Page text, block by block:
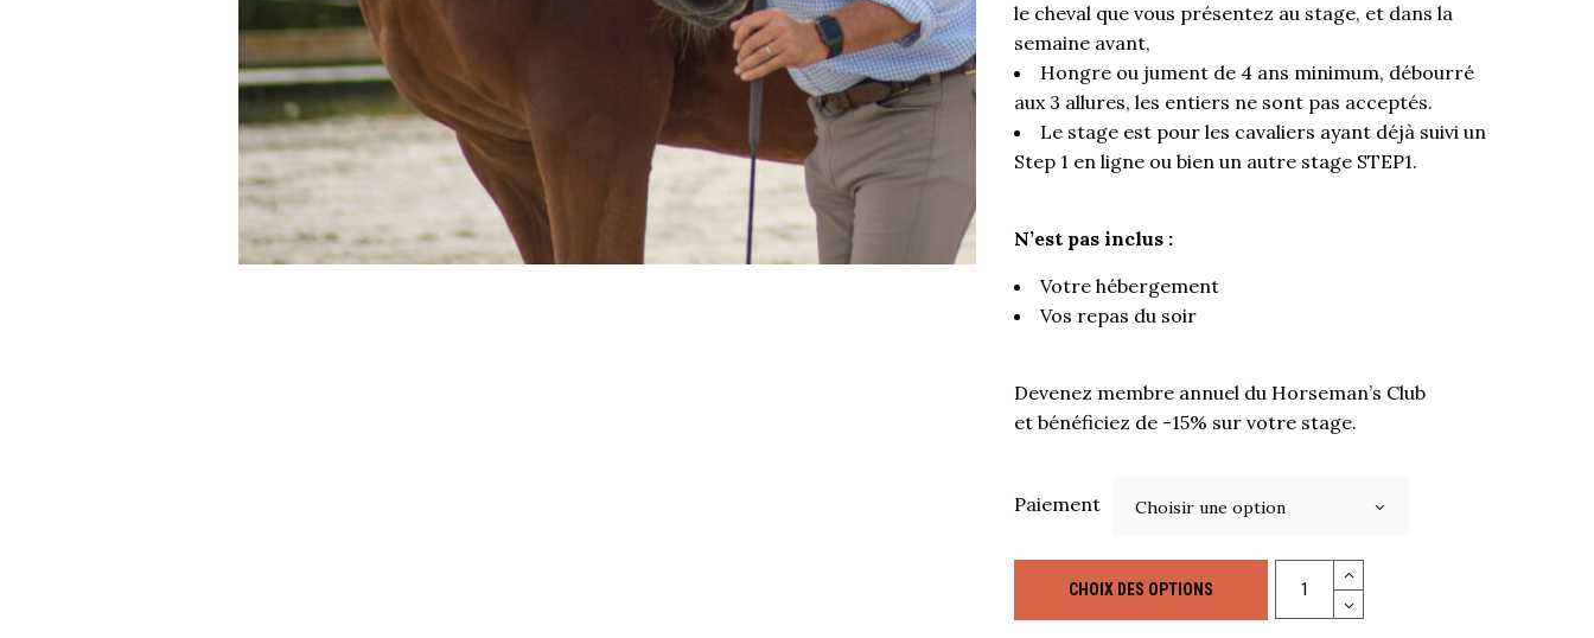
le cheval que vous présentez au stage, et dans la
semaine avant,
Hongre ou jument de 4 ans minimum, débourré
aux 3 allures, les entiers ne sont pas acceptés.
Le stage est pour les cavaliers ayant déjà suivi un
Step 1 en ligne ou bien un autre stage STEP1.
N’est pas inclus :
Votre hébergement
Vos repas du soir
Devenez membre annuel du Horseman’s Club
et bénéficiez de -15% sur votre stage.
Paiement Choisir une option
Quantity
CHOIX DES OPTIONS